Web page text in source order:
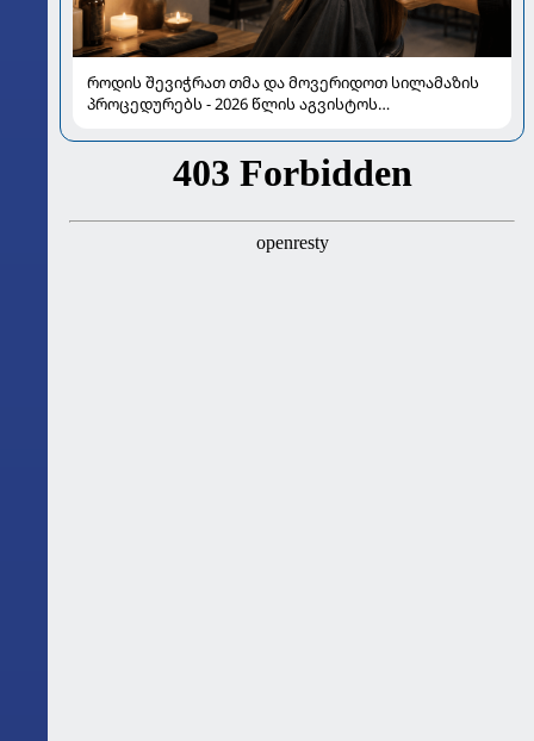
როდის შევიჭრათ თმა და მოვერიდოთ სილამაზის
პროცედურებს - 2026 წლის აგვისტოს